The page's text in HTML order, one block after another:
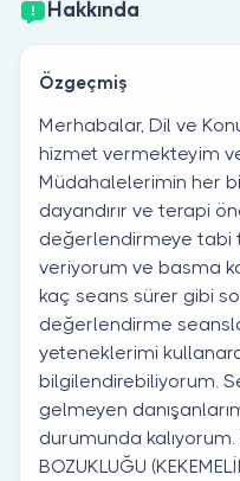
Hakkında
Özgeçmiş
Merhabalar, Dil ve
hizmet vermekteyim
Müdahalelerimin her
dayandırır ve terapi
değerlendirmeye tabi
veriyorum ve basma
kaç seans sürer gibi
değerlendirme
yeteneklerimi
bilgilendirebiliyorum.
gelmeyen
durumunda kalıyorum.
BOZUKLUĞU